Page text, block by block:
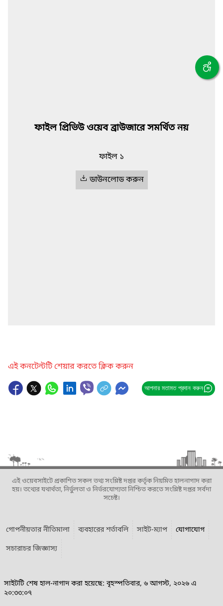
ফাইল প্রিভিউ ওয়েব ব্রাউজারে সমর্থিত নয়
ফাইল ১
ডাউনলোড করুন
এই কনটেন্টটি শেয়ার করতে ক্লিক করুন
আপনার মতামত প্রদান করুন
এই ওয়েবসাইটে প্রকাশিত সকল তথ্য সংশ্লিষ্ট দপ্তর কর্তৃক নিয়মিত হালনাগাদ করা
হয়। তথ্যের যথার্থতা, নির্ভুলতা ও নির্ভরযোগ্যতা নিশ্চিত করতে সংশ্লিষ্ট দপ্তর সর্বদা
সচেষ্ট।
গোপনীয়তার নীতিমালা ব্যবহারের শর্তাবলি সাইট-ম্যাপ
যোগাযোগ
সচারাচর জিজ্ঞাস্য
সাইটটি শেষ হাল-নাগাদ করা হয়েছে: বৃহস্পতিবার, ৬ আগস্ট, ২০২৬ এ
২০:৩৩:০৭